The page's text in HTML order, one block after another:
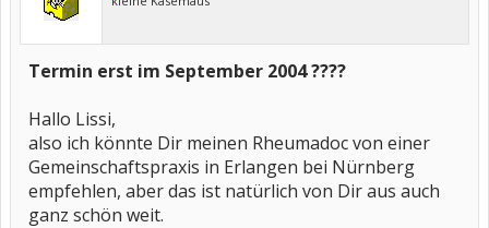
Termin erst im September 2004 ????
Hallo Lissi,
also ich könnte Dir meinen Rheumadoc von einer
Gemeinschaftspraxis in Erlangen bei Nürnberg
empfehlen, aber das ist natürlich von Dir aus auch
ganz schön weit.